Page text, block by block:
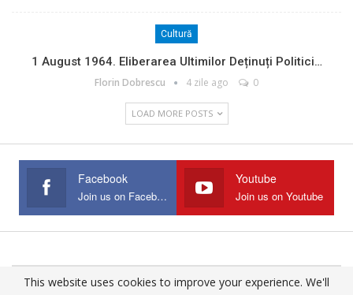
Cultură
1 August 1964. Eliberarea Ultimilor Deținuți Politici…
Florin Dobrescu 4 zile ago 0
LOAD MORE POSTS
Facebook
Join us on Facebook
Youtube
Join us on Youtube
© 2025 - All Rights Reserved.
This website uses cookies to improve your experience. We'll